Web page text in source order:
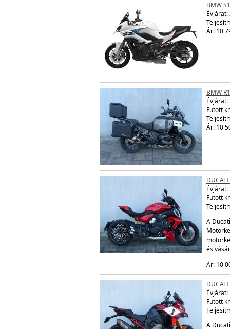
BMW
Évjárat:
Ár: 10
BMW
Évjárat:
Futott
Ár: 10
Évjárat:
Futott
A
és
Ár: 10
Évjárat:
Futott
A